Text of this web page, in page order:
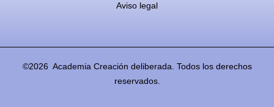
Aviso legal
©2026 Academia Creación deliberada. Todos los derechos
reservados.